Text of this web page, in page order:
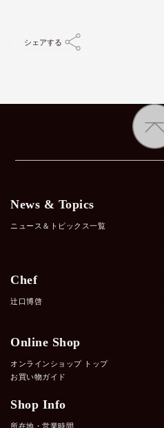
シェアする
News & Topics
ニュース＆トピックス一覧
Chef
辻口博啓
Online Shop
オンラインショップ トップ
お買い物ガイド
Shop Info
所在地・営業時間